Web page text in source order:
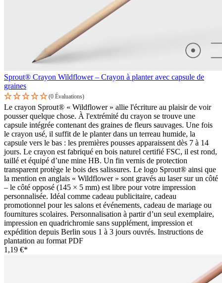
Sprout® Crayon Wildflower – Crayon à planter avec capsule de
graines
(0 Évaluations)
Le crayon Sprout® « Wildflower » allie l'écriture au plaisir de voir
pousser quelque chose. À l'extrémité du crayon se trouve une
capsule intégrée contenant des graines de fleurs sauvages. Une fois
le crayon usé, il suffit de le planter dans un terreau humide, la
capsule vers le bas : les premières pousses apparaissent dès 7 à 14
jours. Le crayon est fabriqué en bois naturel certifié FSC, il est rond,
taillé et équipé d’une mine HB. Un fin vernis de protection
transparent protège le bois des salissures. Le logo Sprout® ainsi que
la mention en anglais « Wildflower » sont gravés au laser sur un côté
– le côté opposé (145 × 5 mm) est libre pour votre impression
personnalisée. Idéal comme cadeau publicitaire, cadeau
promotionnel pour les salons et événements, cadeau de mariage ou
fournitures scolaires. Personnalisation à partir d’un seul exemplaire,
impression en quadrichromie sans supplément, impression et
expédition depuis Berlin sous 1 à 3 jours ouvrés. Instructions de
plantation au format PDF
1,19 €*